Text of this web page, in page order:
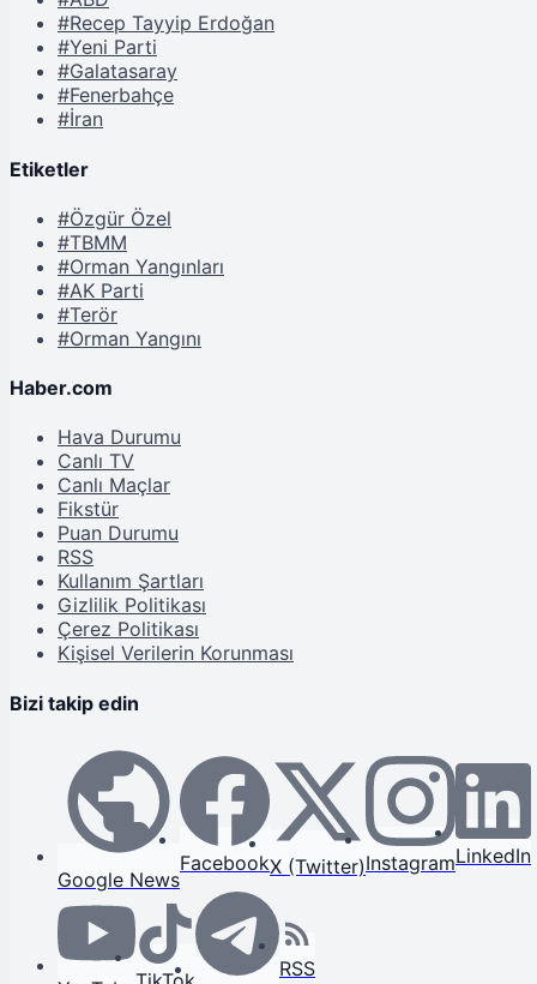
#Recep Tayyip Erdoğan
#Yeni Parti
#Galatasaray
#Fenerbahçe
#İran
Etiketler
#Özgür Özel
#TBMM
#Orman Yangınları
#AK Parti
#Terör
#Orman Yangını
Haber.com
Hava Durumu
Canlı TV
Canlı Maçlar
Fikstür
Puan Durumu
RSS
Kullanım Şartları
Gizlilik Politikası
Çerez Politikası
Kişisel Verilerin Korunması
Bizi takip edin
Google News
FacebookX (Twitter)InstagramLinkedIn
RSS